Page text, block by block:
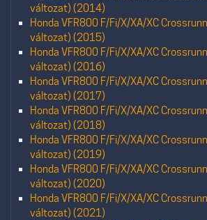
változat) (2014)
Honda VFR800 F/Fi/X/XA/XC
változat) (2015)
Honda VFR800 F/Fi/X/XA/XC
változat) (2016)
Honda VFR800 F/Fi/X/XA/XC
változat) (2017)
Honda VFR800 F/Fi/X/XA/XC
változat) (2018)
Honda VFR800 F/Fi/X/XA/XC
változat) (2019)
Honda VFR800 F/Fi/X/XA/XC
változat) (2020)
Honda VFR800 F/Fi/X/XA/XC
változat) (2021)